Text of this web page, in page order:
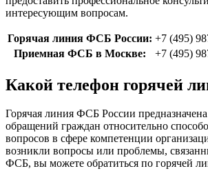
интересующим вопросам.
Горячая линия ФСБ России: +7 (495)
Приемная ФСБ в Москве:
+7 (495)
Какой телефон горячей
Горячая линия ФСБ России
обращений граждан относительно
вопросов в сфере компетенции
возникли вопросы или проблемы,
ФСБ, вы можете обратиться по горячей